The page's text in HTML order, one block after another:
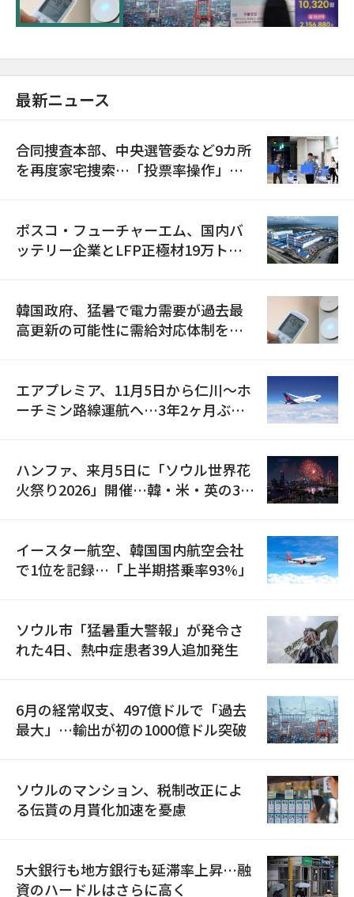
最新ニュース
合同捜査本部、中央選管委など9カ所
を再度家宅捜索…「投票率操作」の
ポスコ・フューチャーエム、国内バ
ッテリー企業とLFP正極材19万トン
韓国政府、猛暑で電力需要が過去最
高更新の可能性に需給対応体制を点
エアプレミア、11月5日から仁川〜ホ
ーチミン路線運航へ…3年2ヶ月ぶり
ハンファ、来月5日に「ソウル世界花
火祭り2026」開催…韓・米・英の3カ
イースター航空、韓国国内航空会社
で1位を記録…「上半期搭乗率93%」
ソウル市「猛暑重大警報」が発令さ
れた4日、熱中症患者39人追加発生
6月の経常収支、497億ドルで「過去
最大」…輸出が初の1000億ドル突破
ソウルのマンション、税制改正によ
る伝貰の月貰化加速を憂慮
5大銀行も地方銀行も延滞率上昇…融
資のハードルはさらに高く